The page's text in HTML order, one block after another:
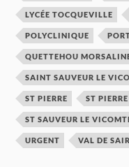
LYCÉE TOCQUEVILLE
POLYCLINIQUE
QUETTEHOU
SAINT SAUVEUR LE
ST PIERRE ST
ST SAUVEUR LE
URGENT VAL DE